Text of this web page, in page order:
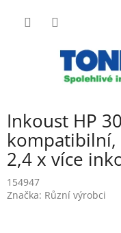
Inkoust HP
kompatibilní,
2,4 x více
154947
Značka: Různí výrobci